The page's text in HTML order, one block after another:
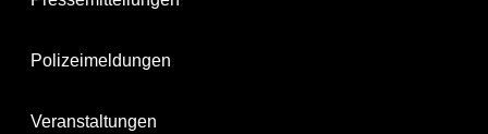
Polizeimeldungen
Veranstaltungen